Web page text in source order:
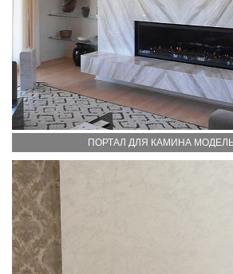
ПОРТАЛ ДЛЯ КАМИНА МОДЕЛЬ